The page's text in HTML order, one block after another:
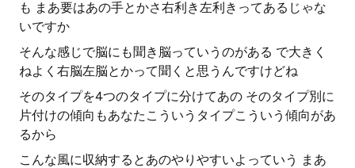
も まあ要はあの手とかさ右利き左利きってあるじゃな
いですか
そんな感じで脳にも聞き脳っていうのがある で大きく
ねよく右脳左脳とかって聞くと思うんですけどね
そのタイプを4つのタイプに分けてあの そのタイプ別に
片付けの傾向もあなたこういうタイプこういう傾向があ
るから
こんな風に収納するとあのやりやすいよっていう まあ